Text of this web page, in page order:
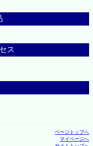
ス
ページトップへ
マイページへ